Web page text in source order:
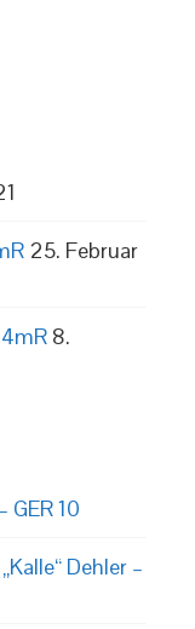
25. Februar
8.
GER 10
Dehler –